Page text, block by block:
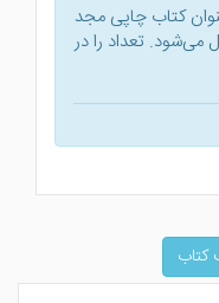
کتاب‌ چاپی مجد
می‌شود. تعداد را در
کتاب